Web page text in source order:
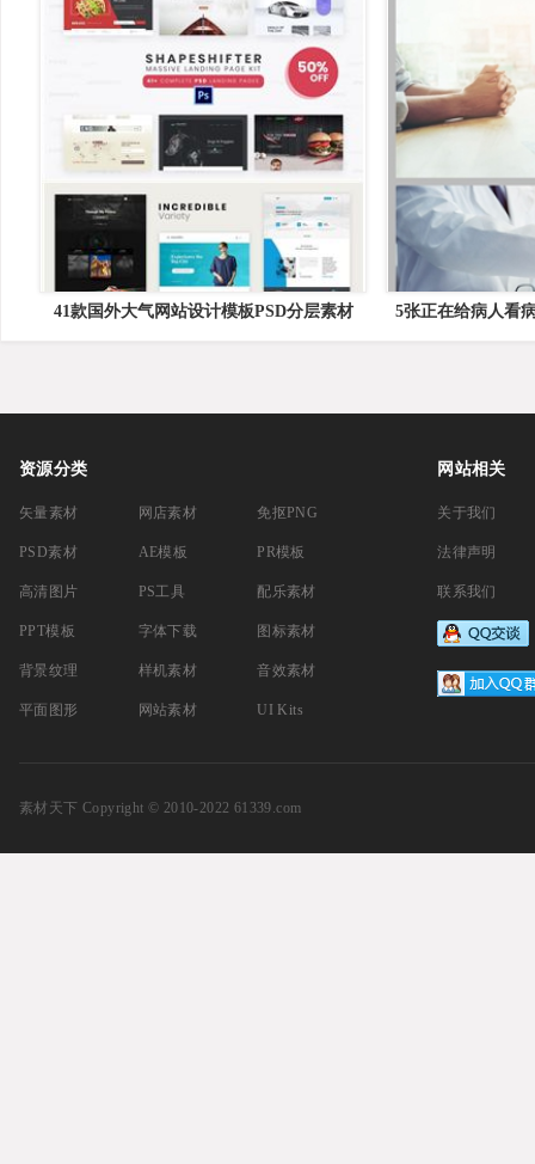
41款国外大气网站设计模板PSD分层素材
5张正在给病人看
资源分类
矢量素材
PSD素材
高清图片
PPT模板
背景纹理
平面图形
网店素材
AE模板
PS工具
字体下载
样机素材
网站素材
免抠PNG
PR模板
配乐素材
图标素材
音效素材
UI Kits
网站相关
关于我们
法律声明
联系我们
素材天下 Copyright © 2010-2022 61339.com